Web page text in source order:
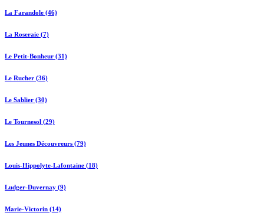
La Farandole (46)
La Roseraie (7)
Le Petit-Bonheur (31)
Le Rucher (36)
Le Sablier (30)
Le Tournesol (29)
Les Jeunes Découvreurs (79)
Louis-Hippolyte-Lafontaine (18)
Ludger-Duvernay (9)
Marie-Victorin (14)